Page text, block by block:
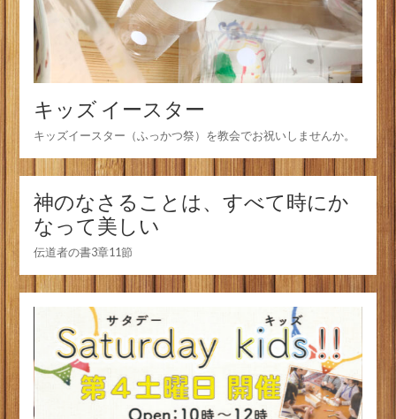
キッズ イースター
キッズイースター（ふっかつ祭）を教会でお祝いしませんか。
神のなさることは、すべて時にか
なって美しい
伝道者の書3章11節